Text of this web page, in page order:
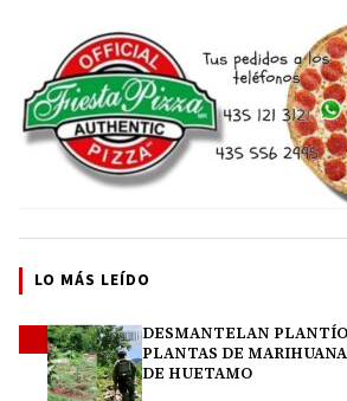
LO MÁS LEÍDO
DESMANTELAN
PLANTAS DE
DE HUETAMO